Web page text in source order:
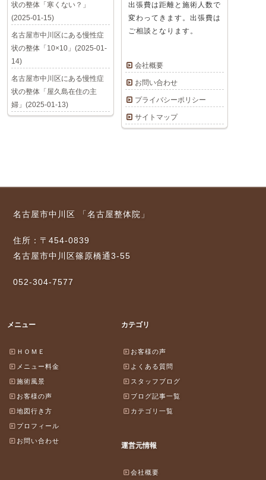
出張費は距離と施術人数で
変わってきます。出張費は
ご相談となります。
会社概要
お問い合わせ
プライバシーポリシー
サイトマップ
状の整体「寒くない？」
(2025-01-15)
名古屋市中川区にある慢性症
状の整体「10×10」(2025-01-
14)
名古屋市中川区にある慢性症
状の整体「屋久島在住の主
婦」(2025-01-13)
名古屋市中川区 「名古屋整体院」
住所：〒454-0839
名古屋市中川区篠原橋通3-55
052-304-7577
メニュー
ＨＯＭＥ
メニュー料金
施術風景
お客様の声
地図行き方
プロフィール
お問い合わせ
カテゴリ
お客様の声
よくある質問
スタッフブログ
ブログ記事一覧
カテゴリ一覧
運営元情報
会社概要